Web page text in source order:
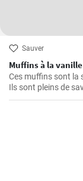
Sauver
Muffins à la
Ces muffins sont la
Ils sont pleins de
créant une